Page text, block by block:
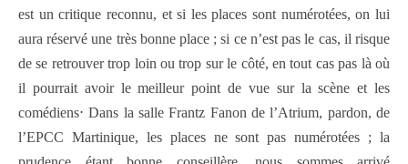
est un critique reconnu, et si les places sont numérotées, on lui
aura réservé une très bonne place ; si ce n’est pas le cas, il risque
de se retrouver trop loin ou trop sur le côté, en tout cas pas là où
il pourrait avoir le meilleur point de vue sur la scène et les
comédiens⋅ Dans la salle Frantz Fanon de l’Atrium, pardon, de
l’EPCC Martinique, les places ne sont pas numérotées ; la